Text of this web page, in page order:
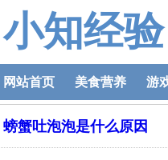
小知经验
网站首页 美食营养 游
螃蟹吐泡泡是什么原因